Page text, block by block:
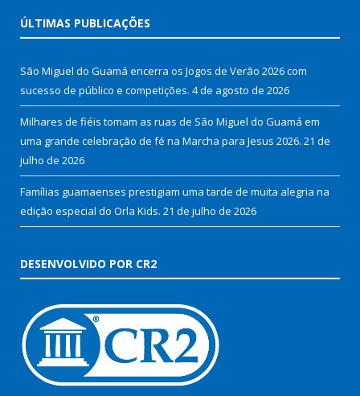
ÚLTIMAS PUBLICAÇÕES
São Miguel do Guamá encerra os Jogos de Verão 2026 com
sucesso de público e competições. 4 de agosto de 2026
Milhares de fiéis tomam as ruas de São Miguel do Guamá em
uma grande celebração de fé na Marcha para Jesus 2026. 21 de
julho de 2026
Famílias guamaenses prestigiam uma tarde de muita alegria na
edição especial do Orla Kids. 21 de julho de 2026
DESENVOLVIDO POR CR2